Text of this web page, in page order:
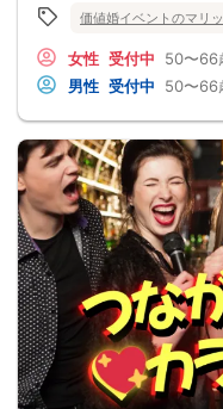
価値婚イベントのマリ
女性 受付中 50〜66
男性 受付中 50〜66